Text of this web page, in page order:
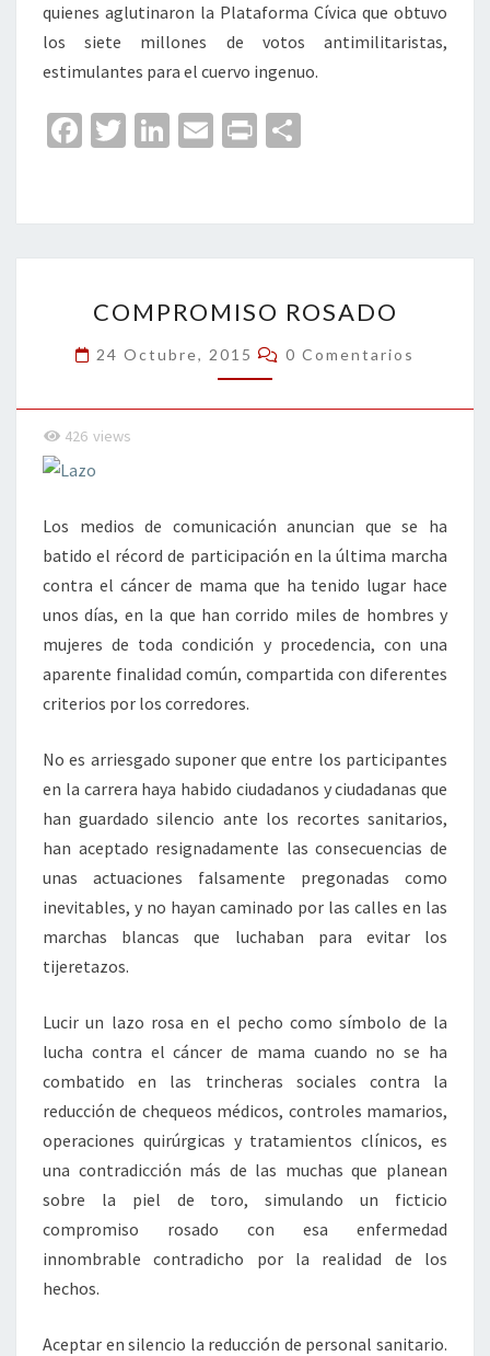
quienes aglutinaron la Plataforma Cívica que obtuvo
los siete millones de votos antimilitaristas,
estimulantes para el cuervo ingenuo.
Fa
o
o
k
T
er
Li
dI
n
E
l
Pr
p
ar
tir
ROSADO
COMPROMISO ROSADO
24 Octubre, 2015 Comentarios
0 Comentarios
426 views
Los medios de comunicación anuncian que se ha
batido el récord de participación en la última marcha
contra el cáncer de mama que ha tenido lugar hace
unos días, en la que han corrido miles de hombres y
mujeres de toda condición y procedencia, con una
aparente finalidad común, compartida con diferentes
criterios por los corredores.
No es arriesgado suponer que entre los participantes
en la carrera haya habido ciudadanos y ciudadanas que
han guardado silencio ante los recortes sanitarios,
han aceptado resignadamente las consecuencias de
unas actuaciones falsamente pregonadas como
inevitables, y no hayan caminado por las calles en las
marchas blancas que luchaban para evitar los
tijeretazos.
Lucir un lazo rosa en el pecho como símbolo de la
lucha contra el cáncer de mama cuando no se ha
combatido en las trincheras sociales contra la
reducción de chequeos médicos, controles mamarios,
operaciones quirúrgicas y tratamientos clínicos, es
una contradicción más de las muchas que planean
sobre la piel de toro, simulando un ficticio
compromiso rosado con esa enfermedad
innombrable contradicho por la realidad de los
hechos.
Aceptar en silencio la reducción de personal sanitario.